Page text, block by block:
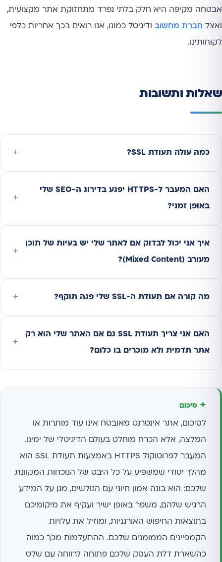
אבטחה מקיפה היא חלק בלתי נפרד מתחזוקת אתר מקצועית,
ואצל חברת מחשוב ודיגיטל כמונו, אנו רואים בכך אחריות כלפי
לקוחותינו.
שאלות ותשובות
כמה עולה תעודת SSL?
האם המעבר ל-HTTPS יפגע בדירוג ה-SEO שלי
באופן זמני?
איך אני יכול לבדוק אם לאתר שלי יש בעיות של תוכן
מעורב (Mixed Content)?
מה קורה אם תעודת ה-SSL שלי פגה תוקף?
האם אני צריך תעודת SSL גם אם האתר שלי הוא רק
אתר תדמית ולא מוכרים בו כלום?
✦ סיכום
לסיכום, אתר אינטרנט מאובטח אינו עוד מותרות או
המלצה, אלא הכרח מוחלט בעולם הדיגיטלי של ימינו.
המעבר לפרוטוקול HTTPS באמצעות תעודת SSL הוא
מהלך יסודי שמשפיע על כל היבט של הנוכחות המקוונת
שלכם: הוא בונה אמון חיוני עם הגולשים, מגן על המידע
הרגיש שלהם, משפר באופן ישיר ועקיף את מיקומיכם
בתוצאות החיפוש האורגניות, ומוזיל את עלויות
הקמפיינים הממומנים שלכם. ההתעלמות מכך כמוה
כהשארת דלת העסק שלכם פתוחה לרווחה עם שלט